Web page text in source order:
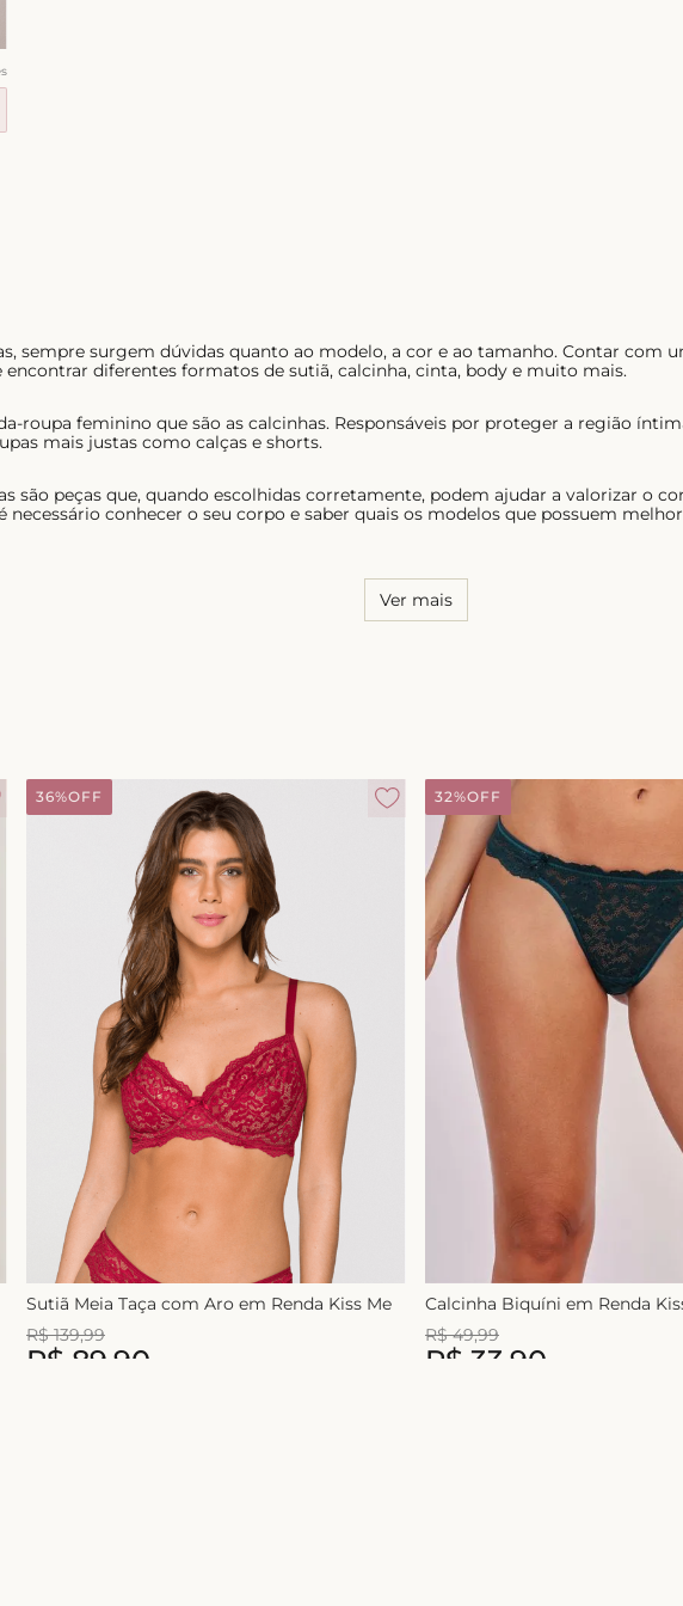
sempre surgem dúvidas quanto ao modelo, a cor e ao tamanho. Contar com
encontrar diferentes formatos de sutiã, calcinha, cinta, body e muito mais.
roupa feminino que são as calcinhas. Responsáveis por proteger a região
mais justas como calças e shorts.
são peças que, quando escolhidas corretamente, podem ajudar a valorizar o
necessário conhecer o seu corpo e saber quais os modelos que possuem
Ver mais
36%OFF
Sutiã Meia Taça com Aro em Renda Kiss Me
R$ 139,99
R$ 89 90
32%OFF
Calcinha Biquíni em Renda
R$ 49,99
R$ 33 90